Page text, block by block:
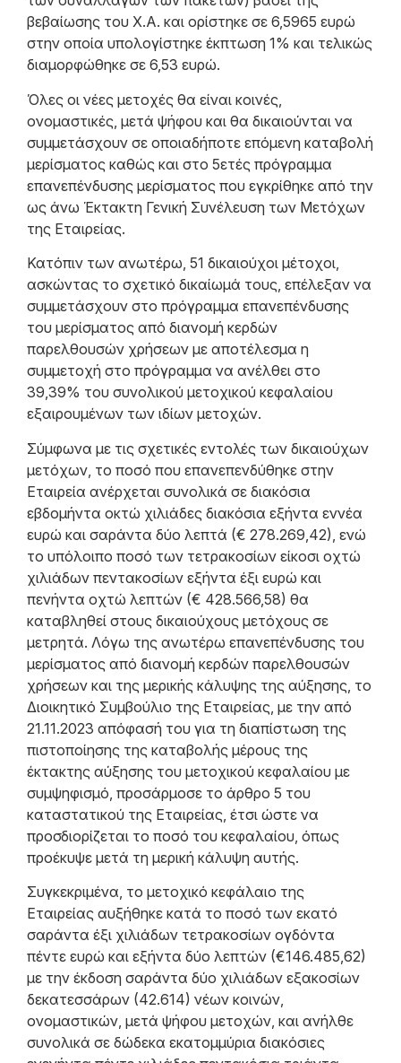
βεβαίωσης του Χ.Α. και ορίστηκε σε 6,5965 ευρώ
στην οποία υπολογίστηκε έκπτωση 1% και τελικώς
διαμορφώθηκε σε 6,53 ευρώ.
Όλες οι νέες μετοχές θα είναι κοινές,
ονομαστικές, μετά ψήφου και θα δικαιούνται να
συμμετάσχουν σε οποιαδήποτε επόμενη καταβολή
μερίσματος καθώς και στο 5ετές πρόγραμμα
επανεπένδυσης μερίσματος που εγκρίθηκε από την
ως άνω Έκτακτη Γενική Συνέλευση των Μετόχων
της Εταιρείας.
Κατόπιν των ανωτέρω, 51 δικαιούχοι μέτοχοι,
ασκώντας το σχετικό δικαίωμά τους, επέλεξαν να
συμμετάσχουν στο πρόγραμμα επανεπένδυσης
του μερίσματος από διανομή κερδών
παρελθουσών χρήσεων με αποτέλεσμα η
συμμετοχή στο πρόγραμμα να ανέλθει στο
39,39% του συνολικού μετοχικού κεφαλαίου
εξαιρουμένων των ιδίων μετοχών.
Σύμφωνα με τις σχετικές εντολές των δικαιούχων
μετόχων, το ποσό που επανεπενδύθηκε στην
Εταιρεία ανέρχεται συνολικά σε διακόσια
εβδομήντα οκτώ χιλιάδες διακόσια εξήντα εννέα
ευρώ και σαράντα δύο λεπτά (€ 278.269,42), ενώ
το υπόλοιπο ποσό των τετρακοσίων είκοσι οχτώ
χιλιάδων πεντακοσίων εξήντα έξι ευρώ και
πενήντα οχτώ λεπτών (€ 428.566,58) θα
καταβληθεί στους δικαιούχους μετόχους σε
μετρητά. Λόγω της ανωτέρω επανεπένδυσης του
μερίσματος από διανομή κερδών παρελθουσών
χρήσεων και της μερικής κάλυψης της αύξησης, το
Διοικητικό Συμβούλιο της Εταιρείας, με την από
21.11.2023 απόφασή του για τη διαπίστωση της
πιστοποίησης της καταβολής μέρους της
έκτακτης αύξησης του μετοχικού κεφαλαίου με
συμψηφισμό, προσάρμοσε το άρθρο 5 του
καταστατικού της Εταιρείας, έτσι ώστε να
προσδιορίζεται το ποσό του κεφαλαίου, όπως
προέκυψε μετά τη μερική κάλυψη αυτής.
Συγκεκριμένα, το μετοχικό κεφάλαιο της
Εταιρείας αυξήθηκε κατά το ποσό των εκατό
σαράντα έξι χιλιάδων τετρακοσίων ογδόντα
πέντε ευρώ και εξήντα δύο λεπτών (€146.485,62)
με την έκδοση σαράντα δύο χιλιάδων εξακοσίων
δεκατεσσάρων (42.614) νέων κοινών,
ονομαστικών, μετά ψήφου μετοχών, και ανήλθε
συνολικά σε δώδεκα εκατομμύρια διακόσιες